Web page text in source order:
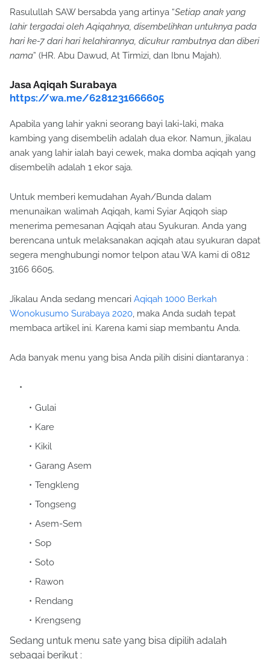
Rasulullah SAW bersabda yang artinya “Setiap anak yang
lahir tergadai oleh Aqiqahnya, disembelihkan untuknya pada
hari ke-7 dari hari kelahirannya, dicukur rambutnya dan diberi
nama” (HR. Abu Dawud, At Tirmizi, dan Ibnu Majah).
Jasa Aqiqah Surabaya
https://wa.me/6281231666605
Apabila yang lahir yakni seorang bayi laki-laki, maka
kambing yang disembelih adalah dua ekor. Namun, jikalau
anak yang lahir ialah bayi cewek, maka domba aqiqah yang
disembelih adalah 1 ekor saja.
Untuk memberi kemudahan Ayah/Bunda dalam
menunaikan walimah Aqiqah, kami Syiar Aqiqoh siap
menerima pemesanan Aqiqah atau Syukuran. Anda yang
berencana untuk melaksanakan aqiqah atau syukuran dapat
segera menghubungi nomor telpon atau WA kami di 0812
3166 6605.
Jikalau Anda sedang mencari Aqiqah 1000 Berkah
Wonokusumo Surabaya 2020, maka Anda sudah tepat
membaca artikel ini. Karena kami siap membantu Anda.
Ada banyak menu yang bisa Anda pilih disini diantaranya :
Gulai
Kare
Kikil
Garang Asem
Tengkleng
Tongseng
Asem-Sem
Sop
Soto
Rawon
Rendang
Krengseng
Sedang untuk menu sate yang bisa dipilih adalah
sebagai berikut :